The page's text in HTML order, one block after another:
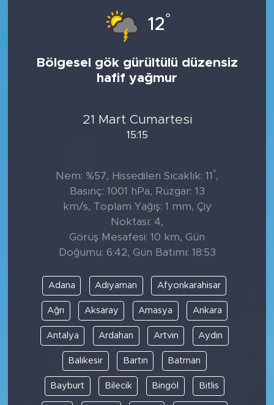
12°
Bölgesel gök gürültülü düzensiz
hafif yağmur
21 Mart Cumartesi
15:15
Nem: %57, Hissedilen Sıcaklık: 11 °,
Basınç: 1001 hPa, Rüzgar: 13
km/s, Toplam Yağış: 1 mm, Çiy
Noktası: 4,
Görüş Mesafesi: 10 km, Gün
Doğumu: 6:42, Gün Batımı: 18:53
Adana Adıyaman Afyonkarahisar
Ağrı Aksaray Amasya Ankara
Antalya Ardahan Artvin Aydın
Balıkesir Bartın Batman
Bayburt Bilecik Bingöl Bitlis